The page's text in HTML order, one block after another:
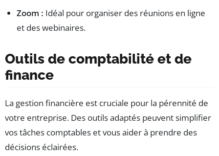
Zoom : Idéal pour organiser des réunions en ligne
et des webinaires.
Outils de comptabilité et de
finance
La gestion financière est cruciale pour la pérennité de
votre entreprise. Des outils adaptés peuvent simplifier
vos tâches comptables et vous aider à prendre des
décisions éclairées.